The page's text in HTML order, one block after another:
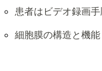
患者はビデオ録画
細胞膜の構造と機能